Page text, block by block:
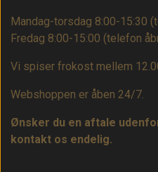
Mandag-torsdag 8:00-15:30
Fredag 8:00-15:00 (telefon
Vi spiser frokost mellem
Webshoppen er åben 24/7.
Ønsker du en aftale
kontakt os endelig.